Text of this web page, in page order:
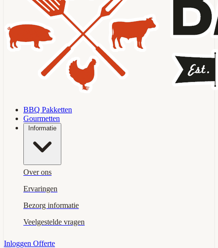
BBQ Pakketten
Gourmetten
Informatie
Over ons
Ervaringen
Bezorg informatie
Veelgestelde vragen
Inloggen Offerte